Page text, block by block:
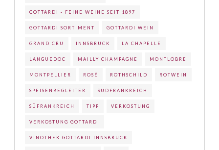
GOTTARDI - FEINE WEINE SEIT 1897
GOTTARDI SORTIMENT GOTTARDI WEIN
GRAND CRU INNSBRUCK LA CHAPELLE
LANGUEDOC MAILLY CHAMPAGNE MONTLOBRE
MONTPELLIER ROSÉ ROTHSCHILD ROTWEIN
SPEISENBEGLEITER SÜDFRANKREICH
SÜFRANKREICH TIPP VERKOSTUNG
VERKOSTUNG GOTTARDI
VINOTHEK GOTTARDI INNSBRUCK